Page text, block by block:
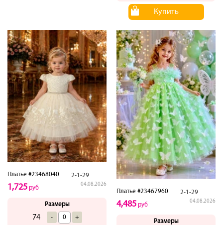
Купить
Платье #23468040 2-1-29
04.08.2026
1,725 руб
Размеры
74 - +
Платье #23467960 2-1-29
04.08.2026
4,485 руб
Размеры